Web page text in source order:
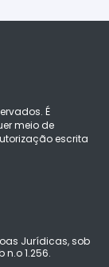
É
meio de
escrita
Jurídicas, sob
n.o 1.256.